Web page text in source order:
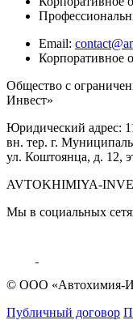
Email:
Корпоративное
Общество с
Инвест»
Юридический адрес:
вн. тер. г.
ул. Коштоянца, д. 12,
AVTOKHIMIYA-
Мы в социальных
© ООО «Автохимия-
Публичный договор